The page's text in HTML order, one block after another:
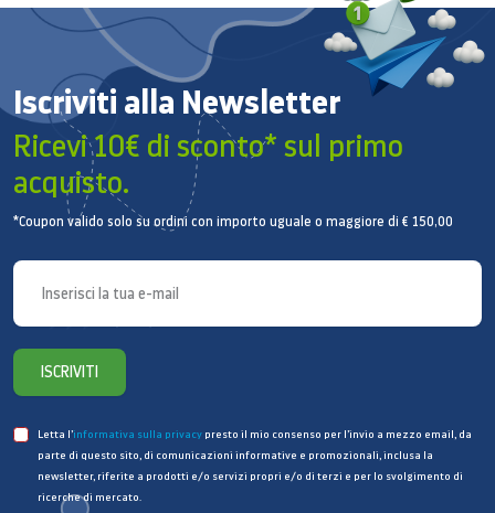
Iscriviti alla Newsletter
Ricevi 10€ di sconto* sul primo
acquisto.
*Coupon valido solo su ordini con importo uguale o maggiore di € 150,00
ISCRIVITI
Letta l’informativa sulla privacy presto il mio consenso per l’invio a mezzo email, da
parte di questo sito, di comunicazioni informative e promozionali, inclusa la
newsletter, riferite a prodotti e/o servizi propri e/o di terzi e per lo svolgimento di
ricerche di mercato.